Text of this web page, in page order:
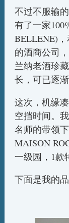
不过不服输
有了一家
BELLENE)
的酒商公司
兰纳老酒珍
长，可已逐
这次，机缘
空挡时间。
名师的带领
MAISON
一级园，1款
下面是我的